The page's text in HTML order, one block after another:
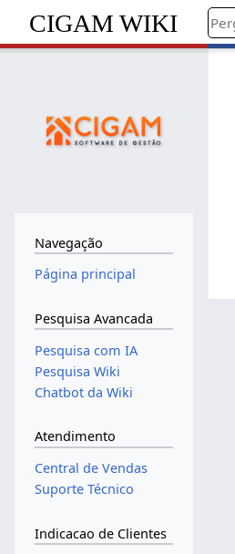
CIGAM WIKI
Navegação
Página principal
Pesquisa Avancada
Pesquisa com IA
Pesquisa Wiki
Chatbot da Wiki
Atendimento
Central de Vendas
Suporte Técnico
Indicacao de Clientes